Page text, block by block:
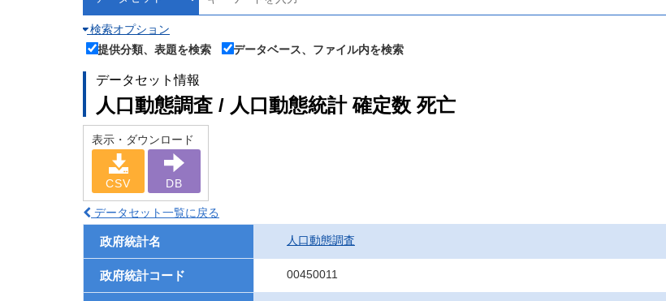
検索オプション
提供分類、表題を検索
データベース、ファイル内を検索
データセット情報
人口動態調査 / 人口動態統計 確定数 死亡
表示・ダウンロード
CSV DB
データセット一覧に戻る
政府統計名 人口動態調査
政府統計コード 00450011